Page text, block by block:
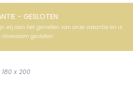
- GESLOTEN
wij aan het genieten van onze vakantie en is
showroom gesloten.
x 200